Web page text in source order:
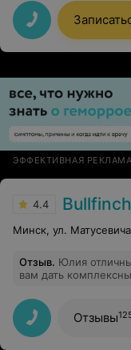
Викторию
ЭФФЕКТИВНАЯ
4.4 Bullfinch
Минск, ул.
Отзыв. Юлия
вам дать
старой советской
Отзывы